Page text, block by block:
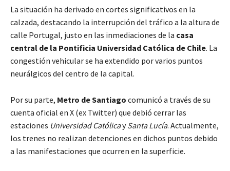
La situación ha derivado en cortes significativos en la
calzada, destacando la interrupción del tráfico a la altura de
calle Portugal, justo en las inmediaciones de la casa
central de la Pontificia Universidad Católica de Chile. La
congestión vehicular se ha extendido por varios puntos
neurálgicos del centro de la capital.
Por su parte, Metro de Santiago comunicó a través de su
cuenta oficial en X (ex Twitter) que debió cerrar las
estaciones Universidad CatólicaySanta Lucía. Actualmente,
los trenes no realizan detenciones en dichos puntos debido
a las manifestaciones que ocurren en la superficie.